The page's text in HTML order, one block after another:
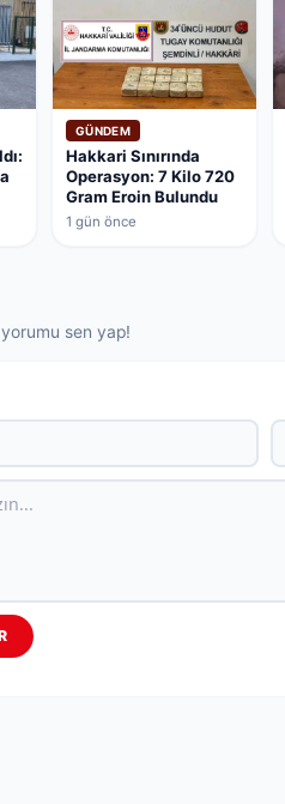
GÜNDEM
Hakkari Sınırında
Operasyon: 7 Kilo 720
Gram Eroin Bulundu
1 gün önce
sen yap!